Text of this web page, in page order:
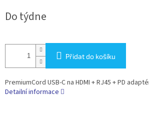
cena:
Do týdne
Přidat do košíku
PremiumCord USB-C na HDMI + RJ45 + PD
Detailní informace